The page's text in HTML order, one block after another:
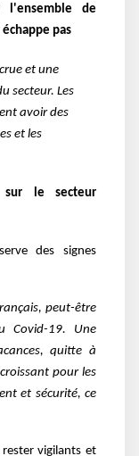
l'ensemble de
pas
et une
secteur. Les
avoir des
et les
sur le secteur
des signes
peut-être
Covid-19. Une
quitte à
pour les
et sécurité, ce
vigilants et